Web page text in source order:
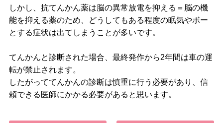
しかし、抗てんかん薬は脳の異常放電を抑える＝脳の機
能を抑える薬のため、どうしてもある程度の眠気やボー
とする症状は出てしまうことが多いです。
てんかんと診断された場合、最終発作から2年間は車の運
転が禁止されます。
したがっててんかんの診断は慎重に行う必要があり、信
頼できる医師にかかる必要があると思います。